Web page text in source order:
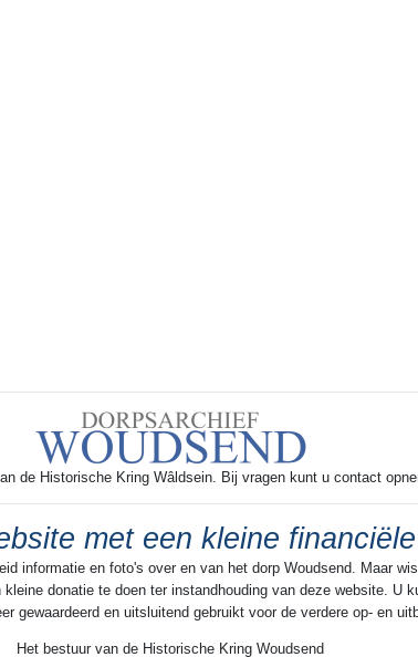
de Historische Kring Wâldsein. Bij vragen kunt u contact
met een kleine
informatie en foto's over en van het dorp Woudsend. Maar
donatie te doen ter instandhouding van deze website. U
gewaardeerd en uitsluitend gebruikt voor de verdere op- en
Het bestuur van de Historische Kring Woudsend